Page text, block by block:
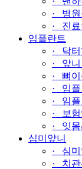
· 병원
· 진료
임플란트
· 닥터
· 앞니
· 뼈이
· 임플
· 임플
· 보험
· 잇몸
심미앞니
· 심미
· 치관